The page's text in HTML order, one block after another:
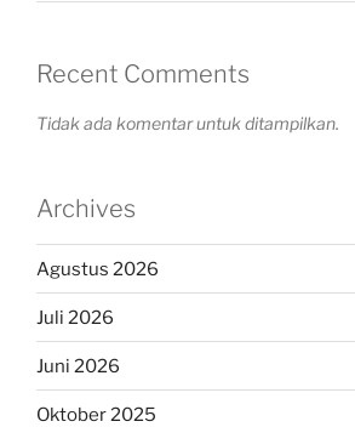
Recent Comments
Tidak ada komentar untuk ditampilkan.
Archives
Agustus 2026
Juli 2026
Juni 2026
Oktober 2025